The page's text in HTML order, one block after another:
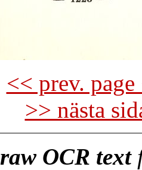
<< prev.
>> nästa
raw OCR text